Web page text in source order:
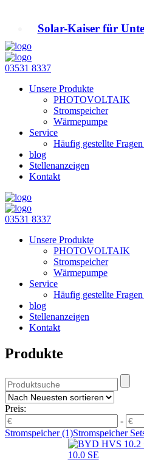
Solar-Kaiser für
03531 8337
Unsere Produkte
PHOTOVOLTAIK
Stromspeicher
Wärmepumpe
Service
Häufig gestellte
blog
Stellenanzeigen
Kontakt
03531 8337
Unsere Produkte
PHOTOVOLTAIK
Stromspeicher
Wärmepumpe
Service
Häufig gestellte
blog
Stellenanzeigen
Kontakt
Produkte
Preis:
-
Stromspeicher(1)Stromspeicher